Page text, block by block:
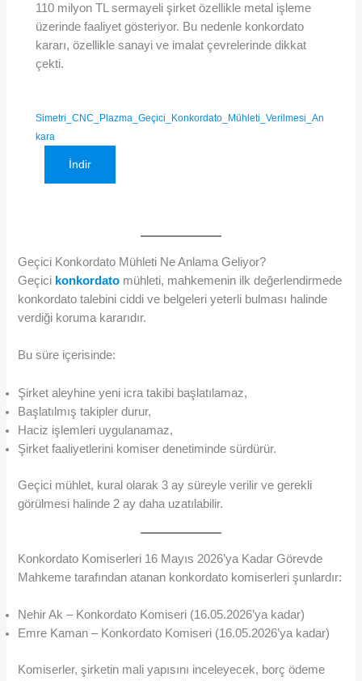
110 milyon TL sermayeli şirket özellikle metal işleme
üzerinde faaliyet gösteriyor. Bu nedenle konkordato
kararı, özellikle sanayi ve imalat çevrelerinde dikkat
çekti.
Simetri_CNC_Plazma_Geçici_Konkordato_Mühleti_Verilmesi_An
kara
İndir
Geçici Konkordato Mühleti Ne Anlama Geliyor?
Geçici konkordato mühleti, mahkemenin ilk değerlendirmede
konkordato talebini ciddi ve belgeleri yeterli bulması halinde
verdiği koruma kararıdır.
Bu süre içerisinde:
Şirket aleyhine yeni icra takibi başlatılamaz,
Başlatılmış takipler durur,
Haciz işlemleri uygulanamaz,
Şirket faaliyetlerini komiser denetiminde sürdürür.
Geçici mühlet, kural olarak 3 ay süreyle verilir ve gerekli
görülmesi halinde 2 ay daha uzatılabilir.
Konkordato Komiserleri 16 Mayıs 2026’ya Kadar Görevde
Mahkeme tarafından atanan konkordato komiserleri şunlardır:
Nehir Ak – Konkordato Komiseri (16.05.2026’ya kadar)
Emre Kaman – Konkordato Komiseri (16.05.2026’ya kadar)
Komiserler, şirketin mali yapısını inceleyecek, borç ödeme